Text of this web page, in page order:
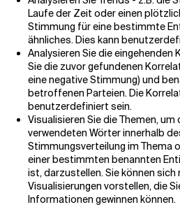
Laufe der Zeit oder einen
Stimmung für eine bestimmte
ähnliches. Dies kann
Analysieren Sie die eingehenden
Sie die zuvor gefundenen
eine negative Stimmung) und
betroffenen Parteien. Die
benutzerdefiniert sein.
Visualisieren Sie die Themen,
verwendeten Wörter innerhalb
Stimmungsverteilung im Thema
einer bestimmten benannten
ist, darzustellen. Sie können sich
Visualisierungen vorstellen, die
Informationen gewinnen können.